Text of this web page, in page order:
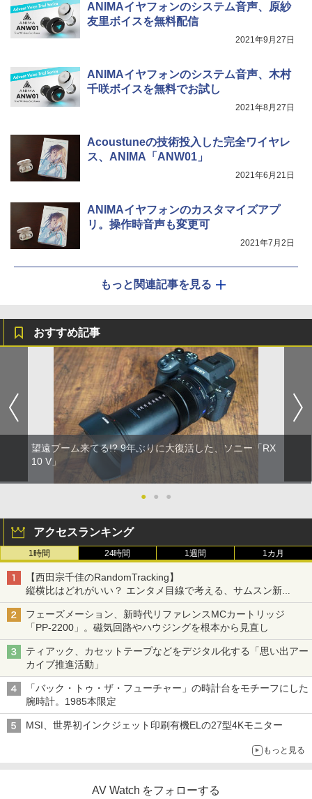
ANIMAイヤフォンのシステム音声、原紗
友里ボイスを無料配信
2021年9月27日
ANIMAイヤフォンのシステム音声、木村
千咲ボイスを無料でお試し
2021年8月27日
Acoustuneの技術投入した完全ワイヤレ
ス、ANIMA「ANW01」
2021年6月21日
ANIMAイヤフォンのカスタマイズアプ
リ。操作時音声も変更可
2021年7月2日
もっと関連記事を見る
おすすめ記事
望遠ブーム来てる!? 9年ぶりに大復活した、ソニー「RX
10 V」
● ● ●
アクセスランキング
1時間 24時間 1週間 1カ月
【西田宗千佳のRandomTracking】
縦横比はどれがいい？ エンタメ目線で考える、サムスン新
「Galaxy Z Fold」
フェーズメーション、新時代リファレンスMCカートリッジ
「PP-2200」。磁気回路やハウジングを根本から見直し
ティアック、カセットテープなどをデジタル化する「思い出アー
カイブ推進活動」
「バック・トゥ・ザ・フューチャー」の時計台をモチーフにした
腕時計。1985本限定
MSI、世界初インクジェット印刷有機ELの27型4Kモニター
もっと見る
AV Watch をフォローする